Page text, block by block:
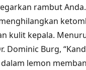
rambut
kulit kepala.
Dominic Burg,
lemon